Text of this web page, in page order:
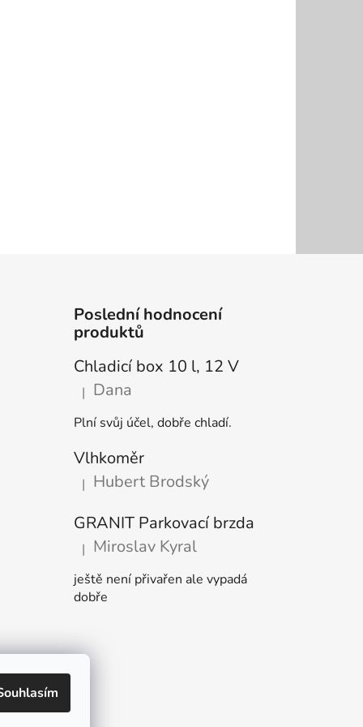
Poslední hodnocení
produktů
Chladicí box 10 l, 12 V
Hodnocení produktu je 5 z 5 hvězdiček.
| Dana
Plní svůj účel, dobře chladí.
Vlhkoměr
Hodnocení produktu je 5 z 5 hvězdiček.
| Hubert Brodský
GRANIT Parkovací brzda
Hodnocení produktu je 5 z 5 hvězdiček.
| Miroslav Kyral
ještě není přivařen ale vypadá
dobře